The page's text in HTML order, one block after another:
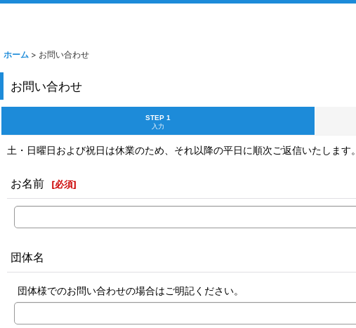
ホーム > お問い合わせ
お問い合わせ
STEP 1
入力
土・日曜日および祝日は休業のため、それ以降の平日に順次ご返信いたします。
お名前 [必須]
団体名
団体様でのお問い合わせの場合はご明記ください。